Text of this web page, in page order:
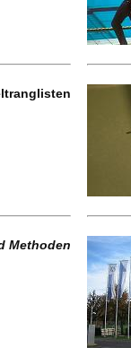
Methoden